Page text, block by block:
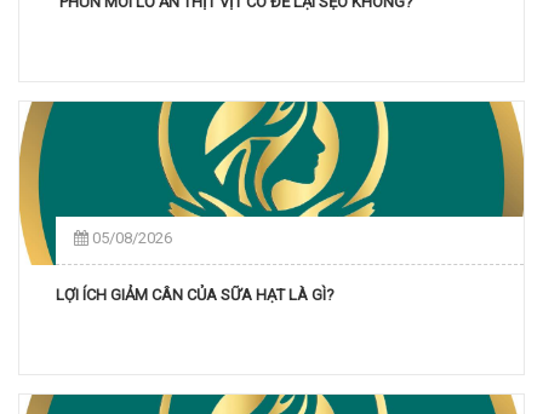
05/08/2026
LỢI ÍCH GIẢM CÂN CỦA SỮA HẠT LÀ GÌ?